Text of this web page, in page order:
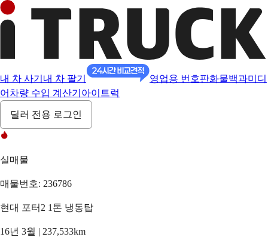
내 차 사기 내 차 팔기 영업용 번호판화물백과미디
어 차량 수입 계산기 아이트럭
딜러 전용 로그인
실매물
매물번호: 236786
현대 포터2 1톤 냉동탑
16년 3월 | 237,533km